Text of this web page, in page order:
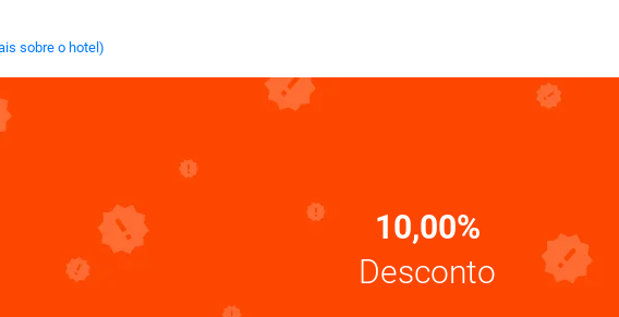
sobre o hotel)
10,00%
Desconto